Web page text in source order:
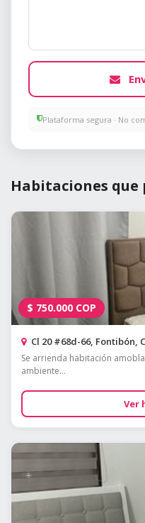
Plataforma segura · No
Habitaciones
$ 750.000 COP
Cl 20 #68d-66, Fontibón,
Se arrienda habitación
ambiente...
Ver